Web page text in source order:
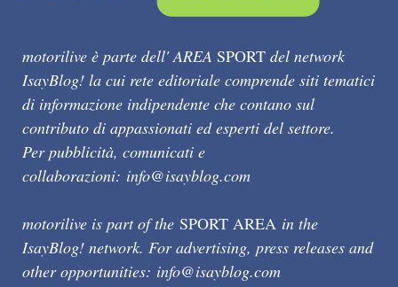
motorilive è parte dell' AREA SPORT del network
IsayBlog! la cui rete editoriale comprende siti tematici
di informazione indipendente che contano sul
contributo di appassionati ed esperti del settore.
Per pubblicità, comunicati e
collaborazioni: info@isayblog.com
motorilive is part of the SPORT AREA in the
IsayBlog! network. For advertising, press releases and
other opportunities: info@isayblog.com